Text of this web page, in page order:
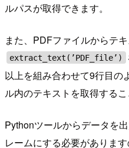
ルパスが取得できます。
また、PDFファイルからテ
extract_text(’PDF_file’)
以上を組み合わせて9行目の
ル内のテキストを取得するこ
Pythonツールからデータを
レームにする必要がありま